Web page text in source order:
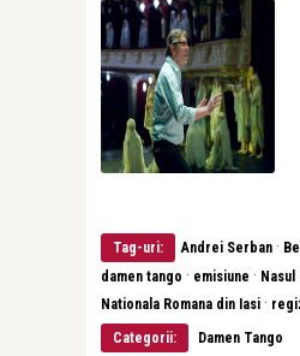
Tag-uri: Andrei Serban ·
damen tango · emisiune · Nasul
Nationala Romana din Iasi ·
Categorii:
Damen Tango